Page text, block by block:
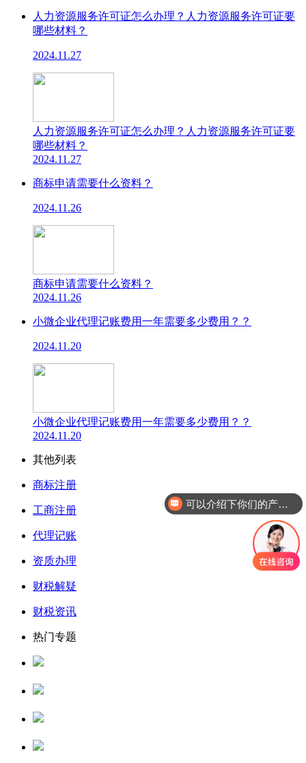
人力资源服务许可证怎么办理？人力资源服务许可证要
哪些材料？
2024.11.27
人力资源服务许可证怎么办理？人力资源服务许可证要
哪些材料？
2024.11.27
商标申请需要什么资料？
2024.11.26
商标申请需要什么资料？
2024.11.26
小微企业代理记账费用一年需要多少费用？？
2024.11.20
小微企业代理记账费用一年需要多少费用？？
2024.11.20
其他列表
商标注册
工商注册
代理记账
资质办理
财税解疑
财税资讯
热门专题
你们是怎么收费的呢